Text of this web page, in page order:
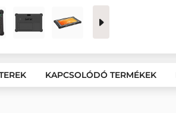
KAPCSOLÓDÓ TERMÉKEK